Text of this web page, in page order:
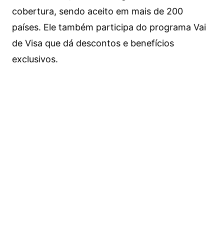
cobertura, sendo aceito em mais de 200
países. Ele também participa do programa Vai
de Visa que dá descontos e benefícios
exclusivos.